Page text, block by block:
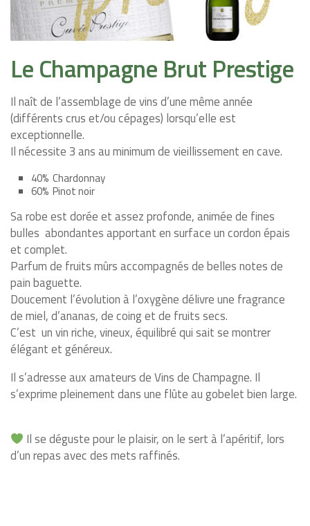
Le Champagne Brut Prestige
Il naît de l’assemblage de vins d’une même année
(différents crus et/ou cépages) lorsqu’elle est
exceptionnelle.
Il nécessite 3 ans au minimum de vieillissement en cave.
40% Chardonnay
60% Pinot noir
Sa robe est dorée et assez profonde, animée de fines
bulles abondantes apportant en surface un cordon épais
et complet.
Parfum de fruits mûrs accompagnés de belles notes de
pain baguette.
Doucement l’évolution à l’oxygène délivre une fragrance
de miel, d’ananas, de coing et de fruits secs.
C’est un vin riche, vineux, équilibré qui sait se montrer
élégant et généreux.
Il s’adresse aux amateurs de Vins de Champagne. Il
s’exprime pleinement dans une flûte au gobelet bien large.
Il se déguste pour le plaisir, on le sert à l’apéritif, lors
d’un repas avec des mets raffinés.